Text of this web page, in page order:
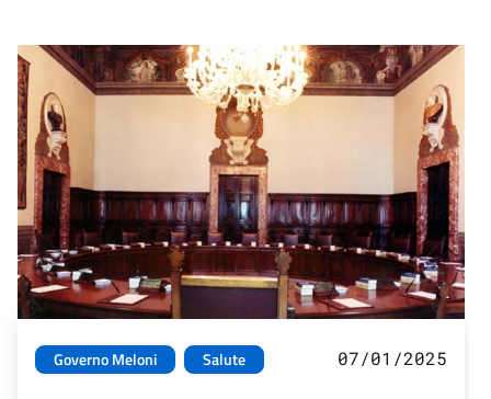
Governo Meloni Salute 07/01/2025